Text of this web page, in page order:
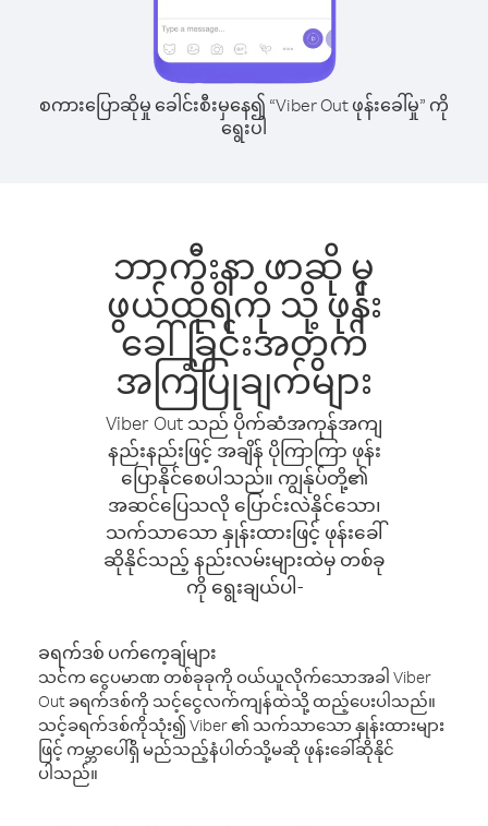
စကားပြောဆိုမှု ခေါင်းစီးမှနေ၍ “Viber Out ဖုန်းခေါ်မှု” ကို
ရွေးပါ
ဘာကီးနာ ဖာဆို မှ
ဖွယ်ထိုရိကို သို့ ဖုန်း
ခေါ်ခြင်းအတွက်
အကြံပြုချက်များ
Viber Out သည် ပိုက်ဆံအကုန်အကျ
နည်းနည်းဖြင့် အချိန် ပိုကြာကြာ ဖုန်း
ပြောနိုင်စေပါသည်။ ကျွန်ုပ်တို့၏
အဆင်ပြေသလို ပြောင်းလဲနိုင်သော၊
သက်သာသော နှုန်းထားဖြင့် ဖုန်းခေါ်
ဆိုနိုင်သည့် နည်းလမ်းများထဲမှ တစ်ခု
ကို ရွေးချယ်ပါ-
ခရက်ဒစ် ပက်ကေ့ချ်များ
သင်က ငွေပမာဏ တစ်ခုခုကို ဝယ်ယူလိုက်သောအခါ Viber
Out ခရက်ဒစ်ကို သင့်ငွေလက်ကျန်ထဲသို့ ထည့်ပေးပါသည်။
သင့်ခရက်ဒစ်ကိုသုံး၍ Viber ၏ သက်သာသော နှုန်းထားများ
ဖြင့် ကမ္ဘာပေါ်ရှိ မည်သည့်နံပါတ်သို့မဆို ဖုန်းခေါ်ဆိုနိုင်
ပါသည်။